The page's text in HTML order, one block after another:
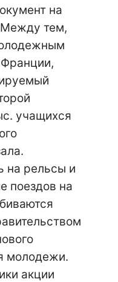
на
Между тем,
учащихся
на рельсы и
поездов на
молодежи.
акции